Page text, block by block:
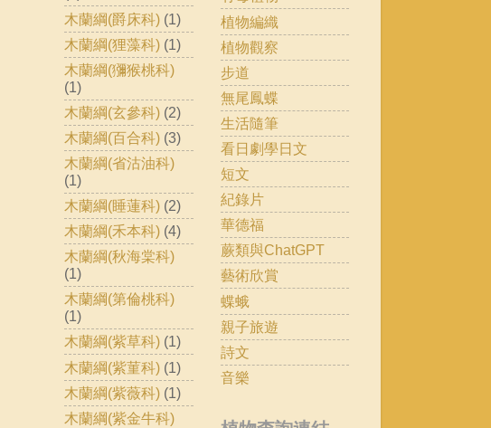
木蘭綱(爵床科) (1)
木蘭綱(狸藻科) (1)
木蘭綱(獼猴桃科)
(1)
木蘭綱(玄參科) (2)
木蘭綱(百合科) (3)
木蘭綱(省沽油科)
(1)
木蘭綱(睡蓮科) (2)
木蘭綱(禾本科) (4)
木蘭綱(秋海棠科)
(1)
木蘭綱(第倫桃科)
(1)
木蘭綱(紫草科) (1)
木蘭綱(紫菫科) (1)
木蘭綱(紫薇科) (1)
木蘭綱(紫金牛科)
植物編織
植物觀察
步道
無尾鳳蝶
生活隨筆
看日劇學日文
短文
紀錄片
華德福
蕨類與ChatGPT
藝術欣賞
蝶蛾
親子旅遊
詩文
音樂